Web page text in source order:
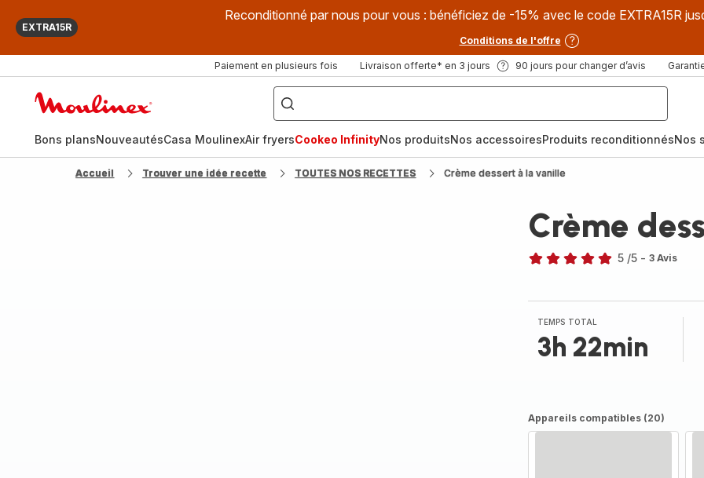
EXTRA15R
Reconditionné par nous pour vous : bénéficiez de -15% avec le code EXTRA15R
Conditions de l'offre
Paiement en plusieurs fois Livraison offerte* en 3 jours 90 jours pour changer d’avis
["Que
recherchez-
vous
?",
fryer",
"Companion"]
Bons plansNouveautésCasa MoulinexAir fryersCookeo InfinityNos produitsNos accessoiresProduits reconditionnésNos
Accueil Trouver une idée recette TOUTES NOS RECETTES Crème dessert à la vanille
Crème
étoiles
(moyenne)
5 /5 - 3 Avis
TEMPS TOTAL
3h 22min
Appareils compatibles (20)